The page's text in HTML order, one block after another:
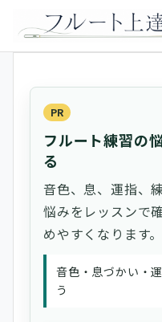
PR
フルート練習の
る
音色、息、運指、
悩みをレッスンで
めやすくなります。
音色・息づかい・
う